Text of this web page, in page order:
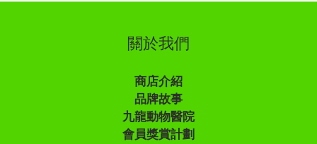
關於我們
商店介紹
品牌故事
九龍動物醫院
會員獎賞計劃